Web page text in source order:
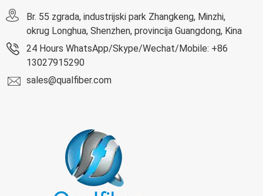
Br. 55 zgrada, industrijski park Zhangkeng, Minzhi,
okrug Longhua, Shenzhen, provincija Guangdong, Kina
24 Hours WhatsApp/Skype/Wechat/Mobile: +86
13027915290
sales@qualfiber.com